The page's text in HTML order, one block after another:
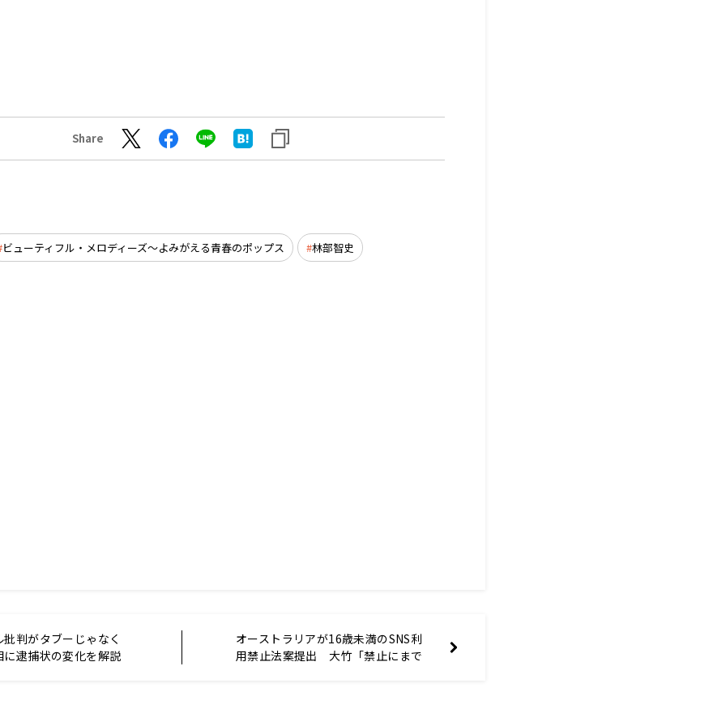
Share
ビューティフル・メロディーズ～よみがえる青春のポップス 林部智史
判がタブーじゃなく
に逮捕状の変化を解説
オーストラリアが16歳未満のSNS利
用禁止法案提出 大竹「禁止にまで